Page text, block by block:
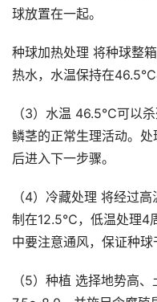
球放置在一起。
种球加热处理 将种球整
热水，水温保持在
（3）水温 46.5℃可以
鳞茎的正常生理活动。
后进入下一步骤。
（4）冷藏处理 将经过
制在12.5℃，低温处理4
中要注意通风，保证种球
（5）种植 选择地势高